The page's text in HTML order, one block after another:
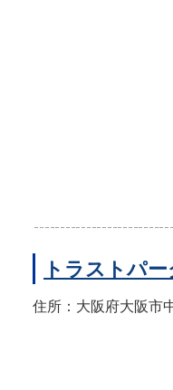
トラストパ
住所：大阪府大阪市